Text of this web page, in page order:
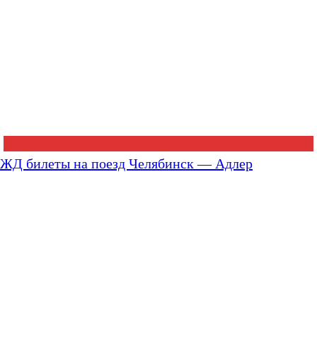
ЖД билеты на поезд Челябинск — Адлер